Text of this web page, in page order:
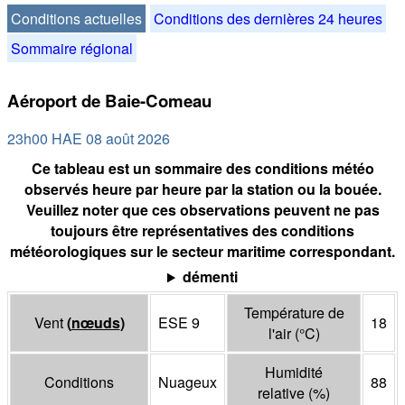
Conditions actuelles Conditions des dernières 24 heures
Sommaire régional
Aéroport de Baie-Comeau
23h00 HAE 08 août 2026
Ce tableau est un sommaire des conditions météo
observés heure par heure par la station ou la bouée.
Veuillez noter que ces observations peuvent ne pas
toujours être représentatives des conditions
météorologiques sur le secteur maritime correspondant.
démenti
Vent(nœuds) ESE 9
Température de
l'air(°C)
18
Conditions Nuageux
Humidité
relative (%)
88